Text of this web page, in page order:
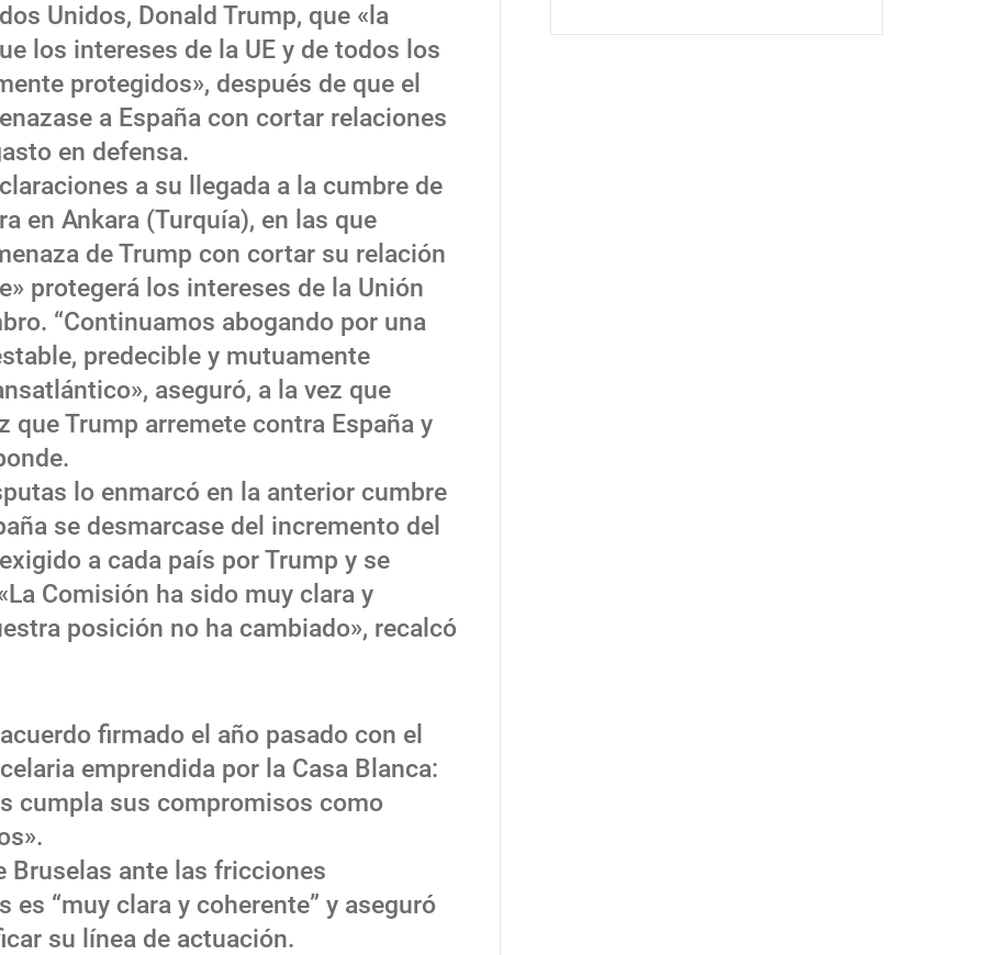
Unidos, Donald Trump, que «la
los intereses de la UE y de todos los
protegidos», después de que el
a España con cortar relaciones
en defensa.
a su llegada a la cumbre de
en Ankara (Turquía), en las que
de Trump con cortar su relación
protegerá los intereses de la Unión
“Continuamos abogando por una
predecible y mutuamente
aseguró, a la vez que
que Trump arremete contra España y
lo enmarcó en la anterior cumbre
se desmarcase del incremento del
a cada país por Trump y se
Comisión ha sido muy clara y
posición no ha cambiado», recalcó
firmado el año pasado con el
emprendida por la Casa Blanca:
cumpla sus compromisos como
Bruselas ante las fricciones
“muy clara y coherente” y aseguró
su línea de actuación.